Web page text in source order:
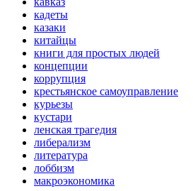
кадеты
казаки
китайцы
книги для простых людей
концепции
коррупция
крестьянское самоуправление
курьезы
кустари
ленская трагедия
либерализм
литература
лоббизм
макроэкономика